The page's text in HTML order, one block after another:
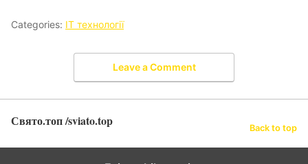
Categories: ІТ технології
Leave a Comment
Свято.топ /sviato.top Back to top